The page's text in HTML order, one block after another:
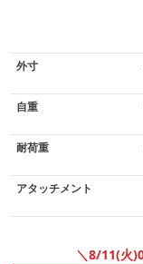
外寸
自重
耐荷重
アタッチメント
＼8/11(火